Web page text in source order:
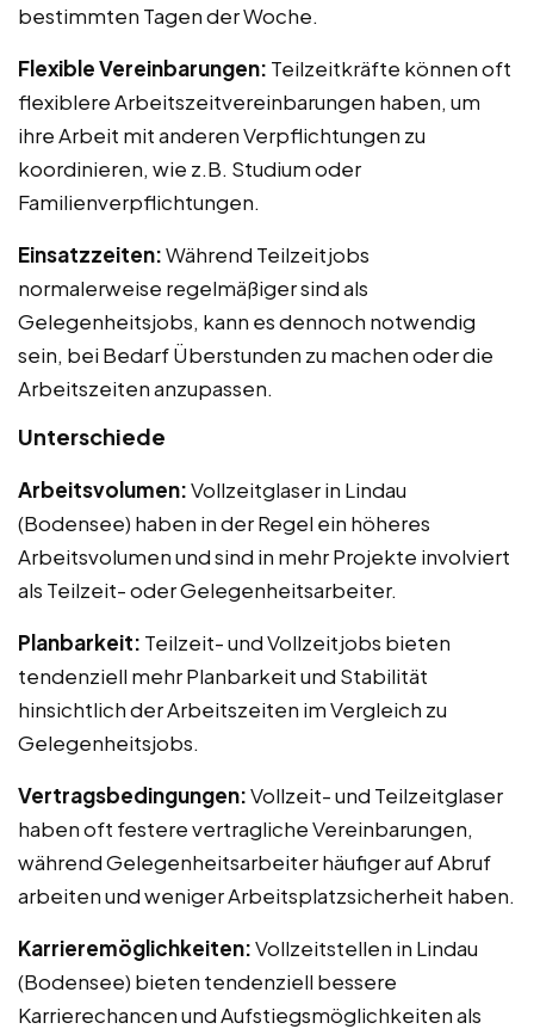
bestimmten Tagen der Woche.
Flexible Vereinbarungen: Teilzeitkräfte können oft
flexiblere Arbeitszeitvereinbarungen haben, um
ihre Arbeit mit anderen Verpflichtungen zu
koordinieren, wie z.B. Studium oder
Familienverpflichtungen.
Einsatzzeiten:Während Teilzeitjobs
normalerweise regelmäßiger sind als
Gelegenheitsjobs, kann es dennoch notwendig
sein, bei Bedarf Überstunden zu machen oder die
Arbeitszeiten anzupassen.
Unterschiede
Arbeitsvolumen:Vollzeitglaser in Lindau
(Bodensee) haben in der Regel ein höheres
Arbeitsvolumen und sind in mehr Projekte involviert
als Teilzeit- oder Gelegenheitsarbeiter.
Planbarkeit: Teilzeit- und Vollzeitjobs bieten
tendenziell mehr Planbarkeit und Stabilität
hinsichtlich der Arbeitszeiten im Vergleich zu
Gelegenheitsjobs.
Vertragsbedingungen:Vollzeit- und Teilzeitglaser
haben oft festere vertragliche Vereinbarungen,
während Gelegenheitsarbeiter häufiger auf Abruf
arbeiten und weniger Arbeitsplatzsicherheit haben.
Karrieremöglichkeiten:Vollzeitstellen in Lindau
(Bodensee) bieten tendenziell bessere
Karrierechancen und Aufstiegsmöglichkeiten als